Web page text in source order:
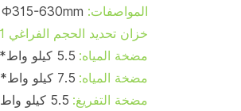
المواصفات:
خزان تحديد الحجم الفراغي 1:
مضخة المياه:
مضخة المياه:
مضخة التفريغ: